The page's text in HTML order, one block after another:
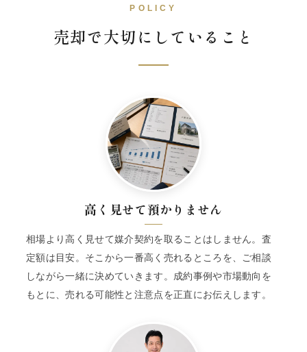
POLICY
売却で大切にしていること
高く見せて預かりません
相場より高く見せて媒介契約を取ることはしません。査
定額は目安。そこから一番高く売れるところを、ご相談
しながら一緒に決めていきます。成約事例や市場動向を
もとに、売れる可能性と注意点を正直にお伝えします。